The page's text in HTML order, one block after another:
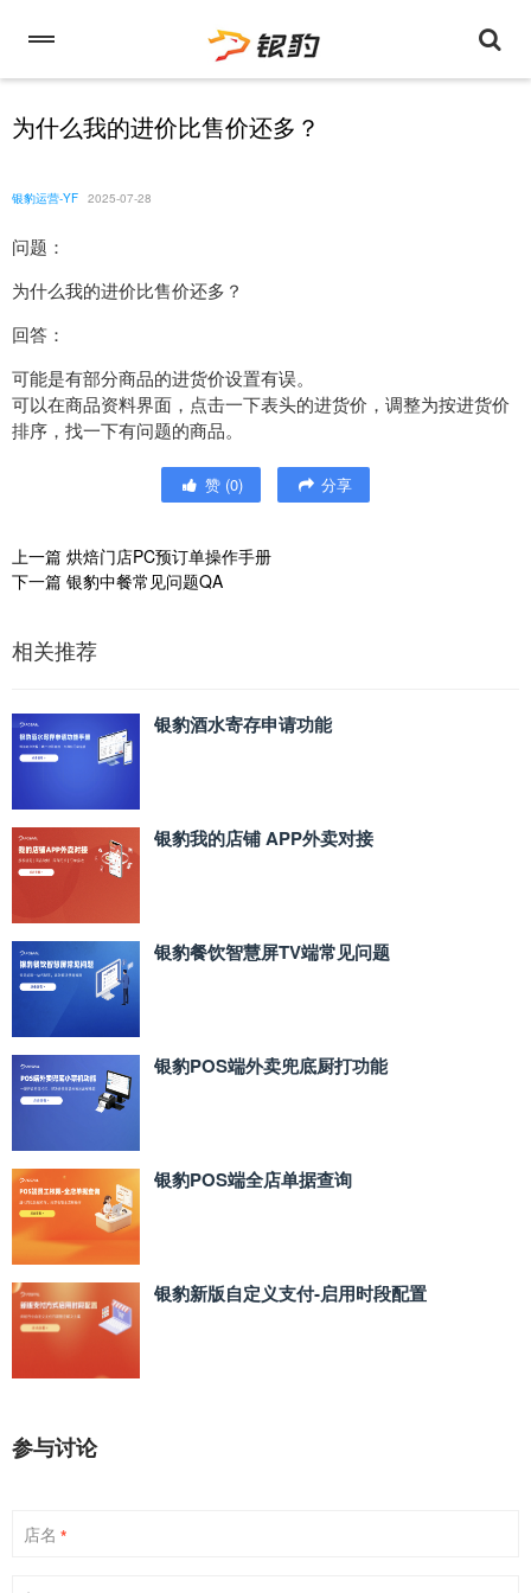
为什么我的进价比售价还多？
银豹运营-YF 2025-07-28
问题：
为什么我的进价比售价还多？
回答：
可能是有部分商品的进货价设置有误。
可以在商品资料界面，点击一下表头的进货价，调整为按进货价
排序，找一下有问题的商品。
赞 (0) 分享
上一篇 烘焙门店PC预订单操作手册
下一篇 银豹中餐常见问题QA
相关推荐
银豹酒水寄存申请功能
银豹我的店铺 APP外卖对接
银豹餐饮智慧屏TV端常见问题
银豹POS端外卖兜底厨打功能
银豹POS端全店单据查询
银豹新版自定义支付‑启用时段配置
参与讨论
店名 *